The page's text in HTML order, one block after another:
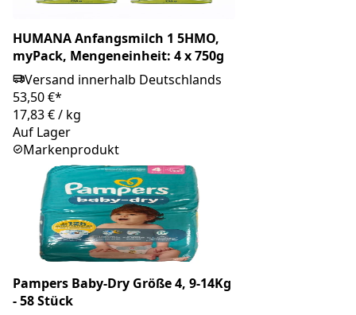
HUMANA Anfangsmilch 1 5HMO,
myPack, Mengeneinheit: 4 x 750g
Versand innerhalb Deutschlands
53,50 €*
17,83 €/ kg
Auf Lager
Markenprodukt
Pampers Baby-Dry Größe 4, 9-14Kg
- 58 Stück